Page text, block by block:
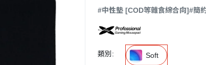
#中性墊 [COD等雜食綜合向]#簡
類別: Soft